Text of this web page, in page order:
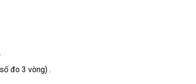
đo 3 vòng) .